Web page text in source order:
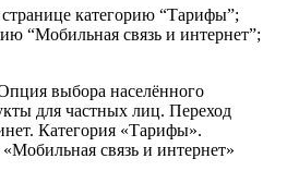
категорию “Тарифы”;
“Мобильная связь и интернет”;
выбора населённого
для частных лиц. Переход
Категория «Тарифы».
связь и интернет»